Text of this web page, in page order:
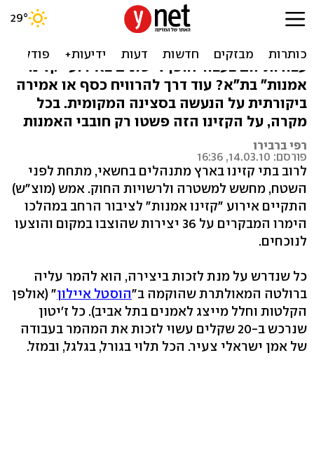
ארט-רולט
מה הביא 36 אמנים ישראלים צעירים להעניק את
עבודותיהם בעבור חופן ז'יטונים באירוע "קזינו
אמנות" בת"א? עוד דרך להרוויח כסף או אמירה
ביקורתית על הנעשה בסצינה המקומית. בכל
מקרה, על הקזינו הזה פשטו רק חובבי האמנות
רפי ברבירו
פורסם: 14.03.10, 16:36
לרוב בתי קזינו בארץ מתנהלים בחשאי, מתחת לפני
השטח, מחשש למשטרה ולרשויות החוק. אמש (מוצ"ש)
התקיים אירוע "קזינו אמנות" לציבור הרחב במהלכו
הימרו המבקרים על 36 יצירות שהוצבו במקום והוצעו
לנוכחים.
כל שנדרש על מנת לזכות ביצירה, הוא להמר עליה
ברולטה המאולתרת שהוקמה ב"הוסטל איילון" (אולפן
הקלטות וחלל מייצג לאמנים בתל אביב). כל ז'יטון
שנרכש ב-20 שקלים עשוי לזכות את המהמר בעבודה
של אמן ישראלי צעיר. הכל תלוי בגורל, בגלגל, ובמזל.